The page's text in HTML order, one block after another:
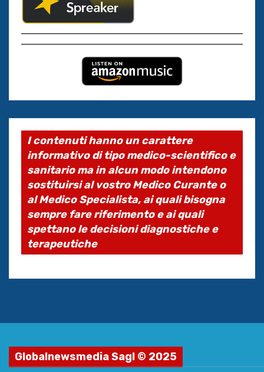
I contenuti hanno un carattere
informativo di tipo medico-scientifico e
sanitario ma in alcun modo intendono
sostituirsi al vostro Medico Curante o
al Medico Specialista, ai quali bisogna
sempre fare riferimento e ai quali
spettano le decisioni diagnostiche e
terapeutiche
Globalnewsmedia Sagl © 2025